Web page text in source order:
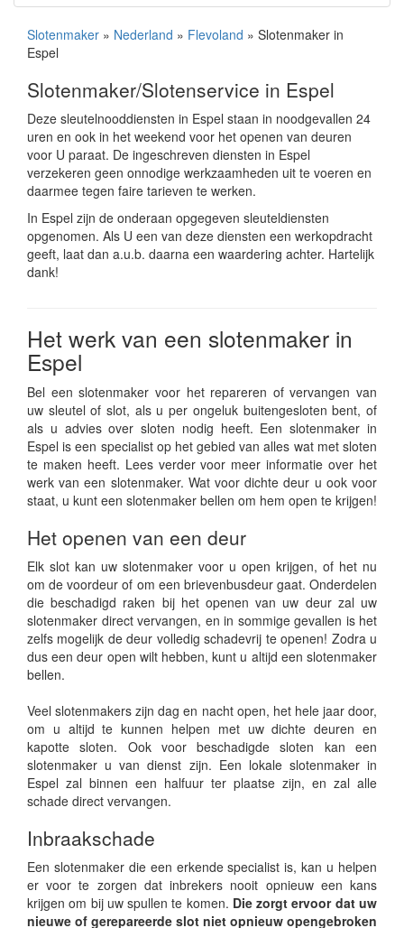
Slotenmaker » Nederland » Flevoland » Slotenmaker in
Espel
Slotenmaker/Slotenservice in Espel
Deze sleutelnooddiensten in Espel staan in noodgevallen 24
uren en ook in het weekend voor het openen van deuren
voor U paraat. De ingeschreven diensten in Espel
verzekeren geen onnodige werkzaamheden uit te voeren en
daarmee tegen faire tarieven te werken.
In Espel zijn de onderaan opgegeven sleuteldiensten
opgenomen. Als U een van deze diensten een werkopdracht
geeft, laat dan a.u.b. daarna een waardering achter. Hartelijk
dank!
Het werk van een slotenmaker in
Espel
Bel een slotenmaker voor het repareren of vervangen van
uw sleutel of slot, als u per ongeluk buitengesloten bent, of
als u advies over sloten nodig heeft. Een slotenmaker in
Espel is een specialist op het gebied van alles wat met sloten
te maken heeft. Lees verder voor meer informatie over het
werk van een slotenmaker. Wat voor dichte deur u ook voor
staat, u kunt een slotenmaker bellen om hem open te krijgen!
Het openen van een deur
Elk slot kan uw slotenmaker voor u open krijgen, of het nu
om de voordeur of om een brievenbusdeur gaat. Onderdelen
die beschadigd raken bij het openen van uw deur zal uw
slotenmaker direct vervangen, en in sommige gevallen is het
zelfs mogelijk de deur volledig schadevrij te openen! Zodra u
dus een deur open wilt hebben, kunt u altijd een slotenmaker
bellen.
Veel slotenmakers zijn dag en nacht open, het hele jaar door,
om u altijd te kunnen helpen met uw dichte deuren en
kapotte sloten. Ook voor beschadigde sloten kan een
slotenmaker u van dienst zijn. Een lokale slotenmaker in
Espel zal binnen een halfuur ter plaatse zijn, en zal alle
schade direct vervangen.
Inbraakschade
Een slotenmaker die een erkende specialist is, kan u helpen
er voor te zorgen dat inbrekers nooit opnieuw een kans
krijgen om bij uw spullen te komen. Die zorgt ervoor dat uw
nieuwe of gerepareerde slot niet opnieuw opengebroken